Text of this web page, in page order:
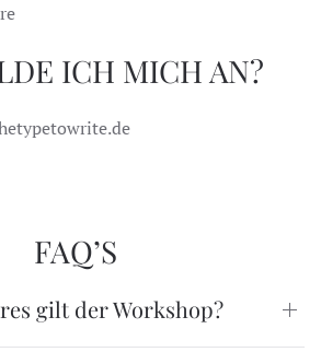
ICH MICH AN?
FAQ’S
gilt der Workshop?